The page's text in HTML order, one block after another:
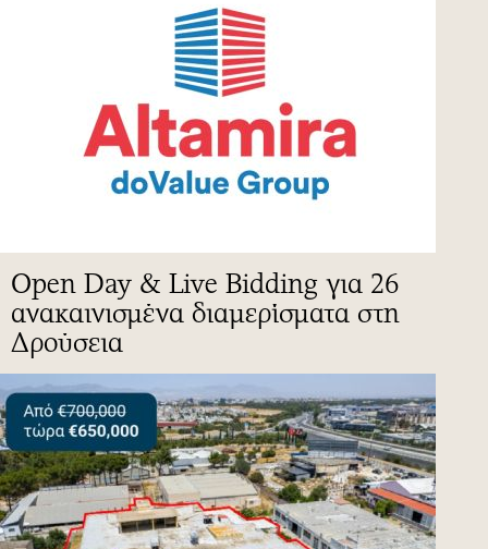
Open Day & Live Bidding για 26
ανακαινισμένα διαμερίσματα στη
Δρούσεια